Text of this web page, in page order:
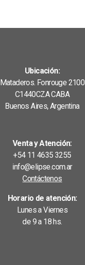
Ubicación:
Mataderos. Fonrouge 2100
C1440CZA CABA
Buenos Aires, Argentina
Venta y Atención:
+54 11 4635 3255
info@elipse.com.ar
Contáctenos
Horario de atención:
Lunes a Viernes
de 9 a 18 hs.